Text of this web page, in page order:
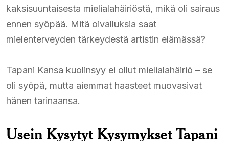
kaksisuuntaisesta mielialahäiriöstä, mikä oli sairaus
ennen syöpää. Mitä oivalluksia saat
mielenterveyden tärkeydestä artistin elämässä?
Tapani Kansa kuolinsyy ei ollut mielialahäiriö – se
oli syöpä, mutta aiemmat haasteet muovasivat
hänen tarinaansa.
Usein Kysytyt Kysymykset Tapani